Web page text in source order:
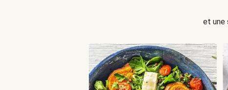
et une